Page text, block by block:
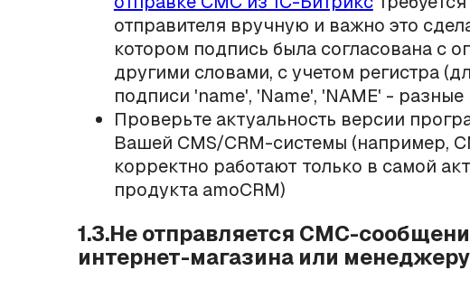
отправителя вручную и важно это
котором подпись была согласована с
другими словами, с учетом регистра
подписи 'name', 'Name', 'NAME' -
Проверьте актуальность версии
Вашей CMS/CRM-системы (например,
корректно работают только в самой
продукта amoCRM)
1.3.Не отправляется СМС-
интернет-магазина или